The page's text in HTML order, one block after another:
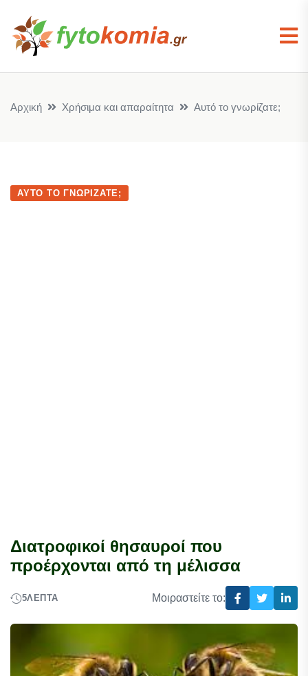
Αρχική Χρήσιμα και απαραίτητα Αυτό το γνωρίζατε;
ΑΥΤΌ ΤΟ ΓΝΩΡΊΖΑΤΕ;
Διατροφικοί θησαυροί που
προέρχονται από τη μέλισσα
5ΛΕΠΤΆ Μοιραστείτε το: